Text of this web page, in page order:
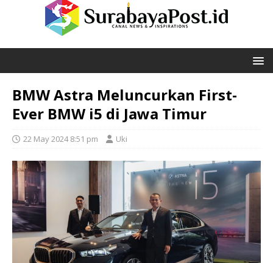
BMW Astra Meluncurkan First-
Ever BMW i5 di Jawa Timur
22 May 2024 8:51 pm Uki